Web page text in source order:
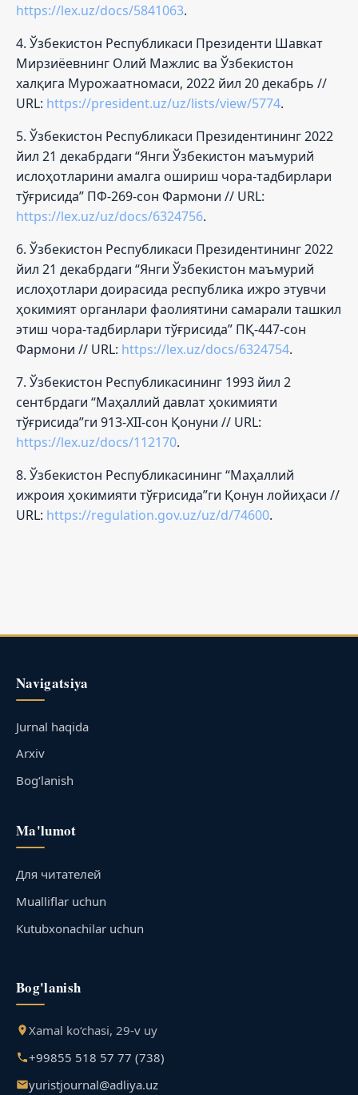
https://lex.uz/docs/5841063.
4. Ўзбекистон Республикаси Президенти Шавкат
Мирзиёевнинг Олий Мажлис ва Ўзбекистон
халқига Мурожаатномаси, 2022 йил 20 декабрь //
URL: https://president.uz/uz/lists/view/5774.
5. Ўзбекистон Республикаси Президентининг 2022
йил 21 декабрдаги “Янги Ўзбекистон маъмурий
ислоҳотларини амалга ошириш чора-тадбирлари
тўғрисида” ПФ-269-сон Фармони // URL:
https://lex.uz/uz/docs/6324756.
6. Ўзбекистон Республикаси Президентининг 2022
йил 21 декабрдаги “Янги Ўзбекистон маъмурий
ислоҳотлари доирасида республика ижро этувчи
ҳокимият органлари фаолиятини самарали ташкил
этиш чора-тадбирлари тўғрисида” ПҚ-447-сон
Фармони // URL: https://lex.uz/docs/6324754.
7. Ўзбекистон Республикасининг 1993 йил 2
сентбрдаги “Маҳаллий давлат ҳокимияти
тўғрисида”ги 913-XII-сон Қонуни // URL:
https://lex.uz/docs/112170.
8. Ўзбекистон Республикасининг “Маҳаллий
ижроия ҳокимияти тўғрисида”ги Қонун лойиҳаси //
URL: https://regulation.gov.uz/uz/d/74600.
Navigatsiya
Jurnal haqida
Arxiv
Bog‘lanish
Ma'lumot
Для читателей
Mualliflar uchun
Kutubxonachilar uchun
Bog'lanish
Xamal ko‘chasi, 29-v uy
+99855 518 57 77 (738)
yuristjournal@adliya.uz